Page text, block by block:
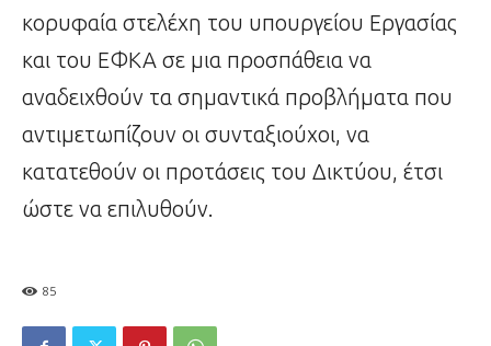
κορυφαία στελέχη του υπουργείου Εργασίας
και του ΕΦΚΑ σε μια προσπάθεια να
αναδειχθούν τα σημαντικά προβλήματα που
αντιμετωπίζουν οι συνταξιούχοι, να
κατατεθούν οι προτάσεις του Δικτύου, έτσι
ώστε να επιλυθούν.
85